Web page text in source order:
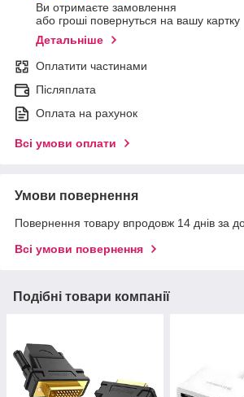
Ви отримаєте замовлення
або гроші повернуться на вашу картку
Детальніше
Оплатити частинами
Післяплата
Оплата на рахунок
Всі умови оплати
Умови повернення
Повернення товару впродовж 14 днів за
Всі умови повернення
Подібні товари компанії